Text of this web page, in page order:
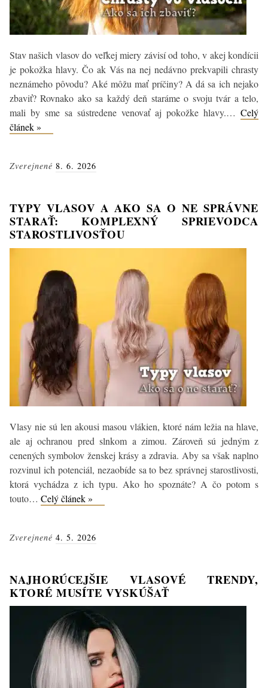
Stav našich vlasov do veľkej miery závisí od toho, v akej kondícii
je pokožka hlavy. Čo ak Vás na nej nedávno prekvapili chrasty
neznámeho pôvodu? Aké môžu mať príčiny? A dá sa ich nejako
zbaviť? Rovnako ako sa každý deň staráme o svoju tvár a telo,
mali by sme sa sústredene venovať aj pokožke hlavy.… Celý
článek »
Príčiny,
prevencia
Zverejnené 8. 6. 2026
TYPY VLASOV A AKO SA O NE SPRÁVNE
STARAŤ: KOMPLEXNÝ SPRIEVODCA
STAROSTLIVOSŤOU
Vlasy nie sú len akousi masou vlákien, ktoré nám ležia na hlave,
ale aj ochranou pred slnkom a zimou. Zároveň sú jedným z
cenených symbolov ženskej krásy a zdravia. Aby sa však naplno
rozvinul ich potenciál, nezaobíde sa to bez správnej starostlivosti,
ktorá vychádza z ich typu. Ako ho spoznáte? A čo potom s
touto… Celý článek »
ako
ne
správne
starať:
Komplexný
sprievodca
starostlivosťou
Zverejnené 4. 5. 2026
NAJHORÚCEJŠIE VLASOVÉ TRENDY,
KTORÉ MUSÍTE VYSKÚŠAŤ